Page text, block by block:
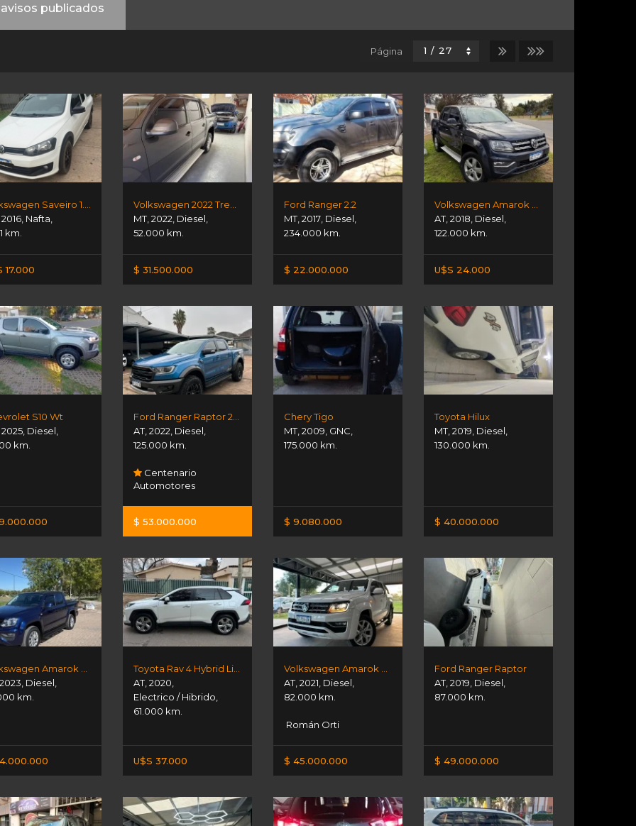
publicados
Página
2016, Nafta
km.
17.000
MT,2022 Diesel
52.000 km.
$ 31.500.000
Ford Ranger 2.2
MT,2017 Diesel
234.000 km.
$ 22.000.000
AT,2018 Diesel
122.000 km.
U$S 24.000
S10 Wt
2025, Diesel
km.
AT,2022 Diesel
125.000 km.
Centenario
Automotores
$ 53.000.000
Chery Tigo
MT,2009 GNC
175.000 km.
$ 9.080.000
Toyota Hilux
MT,2019 Diesel
130.000 km.
$ 40.000.000
Diesel
km.
AT,2020
Electrico / Hibrido
61.000 km.
U$S 37.000
AT,2021 Diesel
82.000 km.
Román Orti
$ 45.000.000
Ford Ranger Raptor
AT,2019 Diesel
87.000 km.
$ 49.000.000